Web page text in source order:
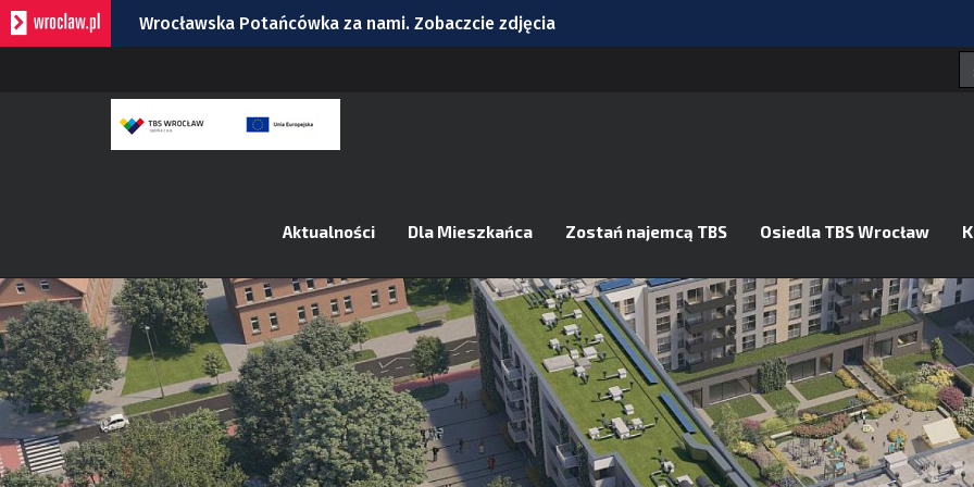
Wrocławska Potańcówka za nami. Zobaczcie zdjęcia
Super Mecz Manchester United vs. AC Milan we Wrocławiu
Aktualności Dla Mieszkańca Zostań najemcą TBS Osiedla TBS Wrocław